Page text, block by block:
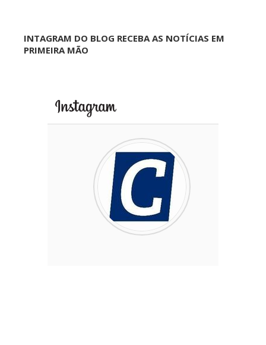
INTAGRAM DO BLOG RECEBA AS NOTÍCIAS EM
PRIMEIRA MÃO